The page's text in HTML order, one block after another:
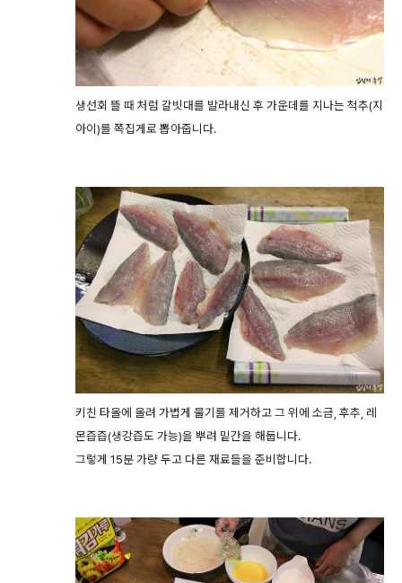
생선회 뜰 때 처럼 갈빗대를 발라내신 후 가운데를 지나는 척추(지
아이)를 쪽집게로 뽑아줍니다.
키친 타올에 올려 가볍게 물기를 제거하고 그 위에 소금, 후추, 레
몬즙즙(생강즙도 가능)을 뿌려 밑간을 해둡니다.
그렇게 15분 가량 두고 다른 재료들을 준비합니다.